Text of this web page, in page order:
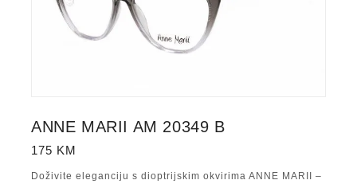
ANNE MARII AM 20349 B
175 KM
Doživite eleganciju s dioptrijskim okvirima ANNE MARII –